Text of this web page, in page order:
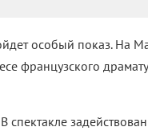
особый показ. На
французского
спектакле